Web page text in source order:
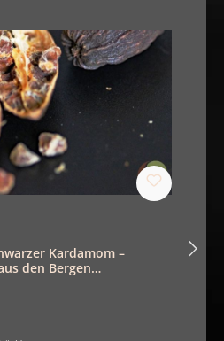
Kardamom –
den Bergen